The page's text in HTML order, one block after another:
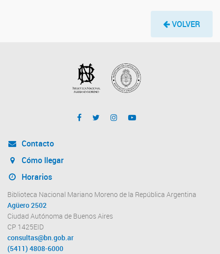
VOLVER
Contacto
Cómo llegar
Horarios
Biblioteca Nacional Mariano Moreno de la República Argentina
Agüero 2502
Ciudad Autónoma de Buenos Aires
CP 1425EID
consultas@bn.gob.ar
(5411) 4808-6000